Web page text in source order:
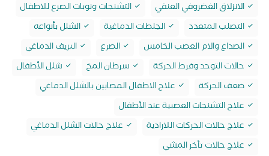
الانزلاق الغضروفي العنقي
التشنجات ونوبات الصرع للاطفال
التصلب المتعدد
الجلطات الدماغية
الشلل بأنواعه
الصداع والام العصب الخامس
الصرع
النزيف الدماغي
حالات التوحد وفرط الحركة
سرطان المخ
شلل الأطفال
ضعف الحركة
علاج الاطفال المصابين بالشلل الدماغي
علاج التشنجات العصبية عند الأطفال
علاج حالات الحركات اللارادية
علاج حالات الشلل الدماغي
علاج حالات تأخر المشي